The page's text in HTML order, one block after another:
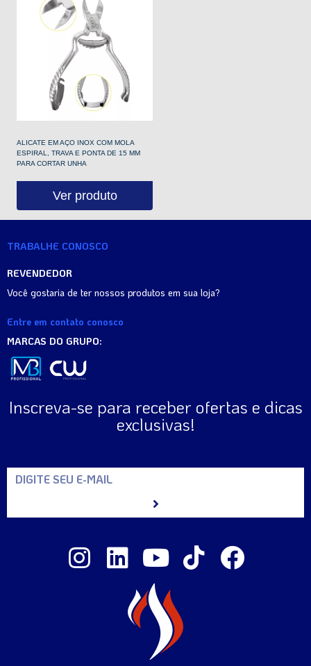
ALICATE EM AÇO INOX COM MOLA
ESPIRAL, TRAVA E PONTA DE 15 MM
PARA CORTAR UNHA
Ver produto
TRABALHE CONOSCO
REVENDEDOR
Você gostaria de ter nossos produtos em sua loja?
Entre em contato conosco
MARCAS DO GRUPO:
Inscreva-se para receber ofertas e dicas
exclusivas!